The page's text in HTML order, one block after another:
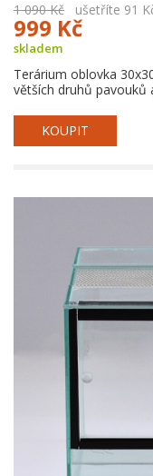
1 090 Kč ušetříte 91
999 Kč
skladem
Terárium oblovka
větších druhů pavouků
KOUPIT